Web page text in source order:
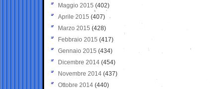
Maggio 2015 (402)
Aprile 2015 (407)
Marzo 2015 (428)
Febbraio 2015 (417)
Gennaio 2015 (434)
Dicembre 2014 (454)
Novembre 2014 (437)
Ottobre 2014 (440)